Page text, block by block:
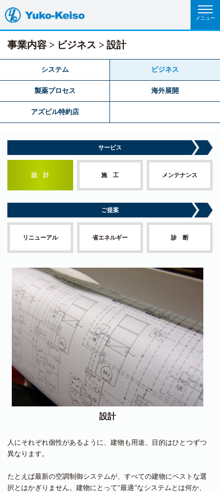
事業内容 ビジネス 設計
システム ビジネス
製薬プロセス 海外展開
アズビル特約店
サービス
設 計 施 工 メンテナンス
ご提案
リニューアル 省エネルギー 診 断
設計
人にそれぞれ個性があるように、建物も用途、目的はひとつずつ
異なります。
たとえば最新の空調制御システムが、すべての建物にベストな選
択とはかぎりません。建物にとって“最適”なシステムとは何か、